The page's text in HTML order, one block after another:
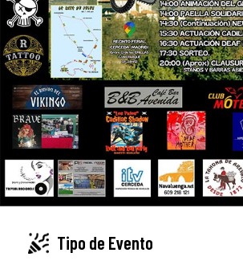
Tipo de Evento